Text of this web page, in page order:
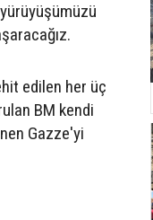
edilen her üç
BM kendi
Gazze'yi